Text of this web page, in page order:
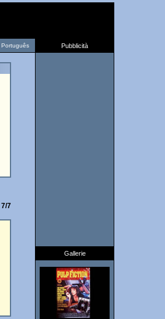
Português
Pubblicità
7/7
Gallerie